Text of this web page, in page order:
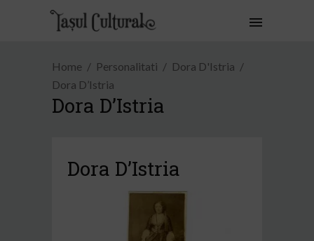
Home Personalitati
Dora D'Istria
Dora D’Istria
Dora D’Istria
Dora D’Istria